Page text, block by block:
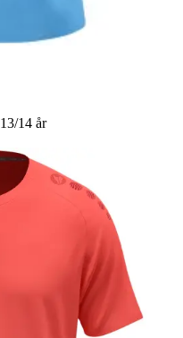
13/14 år